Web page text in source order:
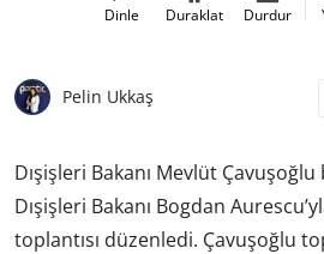
Dinle Duraklat Durdur
Pelin Ukkaş
Dışişleri Bakanı Mevlüt
Dışişleri Bakanı Bogdan
toplantısı düzenledi. Çavuşoğlu